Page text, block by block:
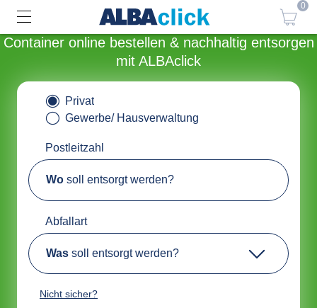
0
Container online bestellen & nachhaltig entsorgen
mit ALBAclick
Privat
Gewerbe/ Hausverwaltung
Postleitzahl
Wo soll entsorgt werden?
Abfallart
Was soll entsorgt werden?
Nicht sicher?